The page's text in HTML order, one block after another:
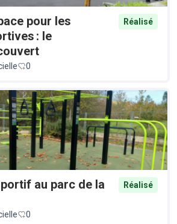
pour les
: le
Réalisé
0
au parc de la
Réalisé
0